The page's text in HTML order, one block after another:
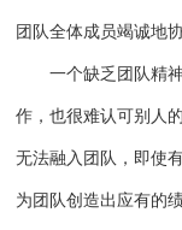
团队全体成员竭诚地
一个缺乏团队精
作，也很难认可别人
无法融入团队，即使
为团队创造出应有的绩